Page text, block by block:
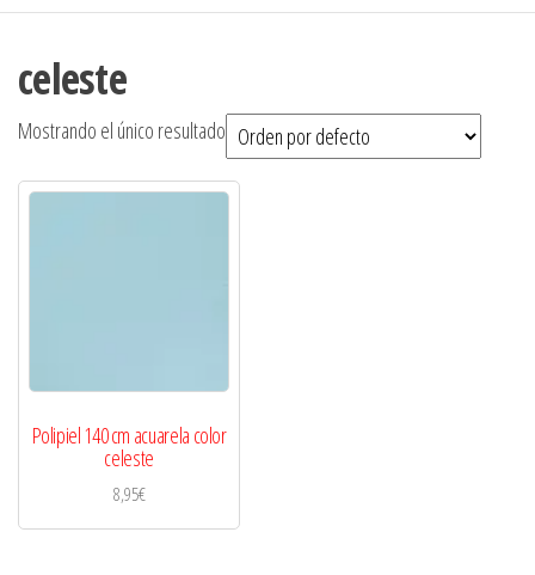
celeste
Mostrando el único resultado
Polipiel 140 cm acuarela color
celeste
8,95€